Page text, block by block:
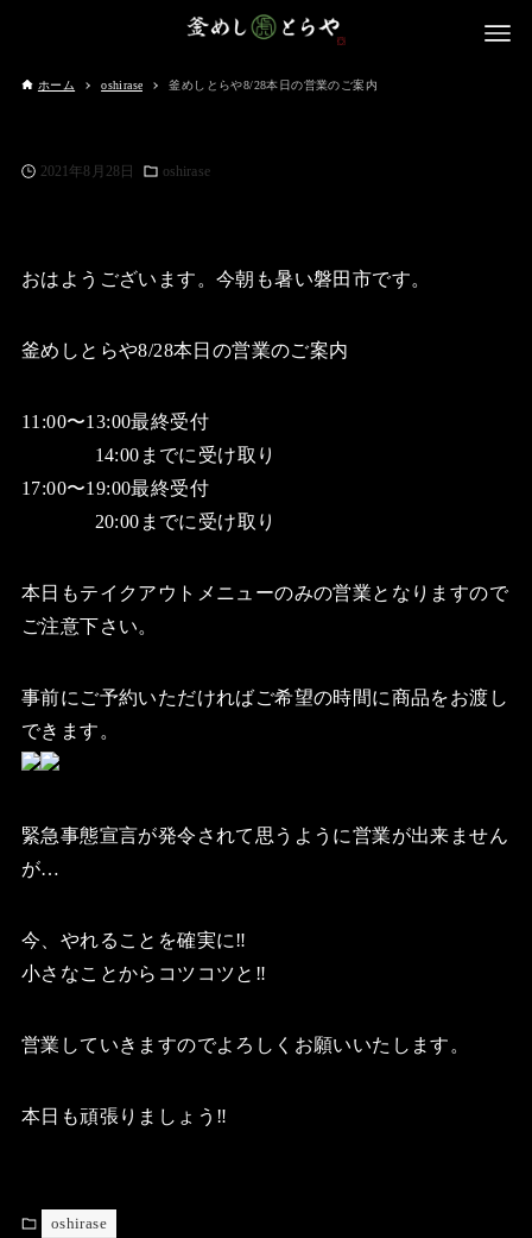
ホーム oshirase 釜めしとらや8/28本日の営業のご案内
2021年8月28日 oshirase
おはようございます。今朝も暑い磐田市です。
釜めしとらや8/28本日の営業のご案内
11:00〜13:00最終受付
14:00までに受け取り
17:00〜19:00最終受付
20:00までに受け取り
本日もテイクアウトメニューのみの営業となりますので
ご注意下さい。
事前にご予約いただければご希望の時間に商品をお渡し
できます。
緊急事態宣言が発令されて思うように営業が出来ません
が…
今、やれることを確実に‼️
小さなことからコツコツと‼️
営業していきますのでよろしくお願いいたします。
本日も頑張りましょう‼️
oshirase